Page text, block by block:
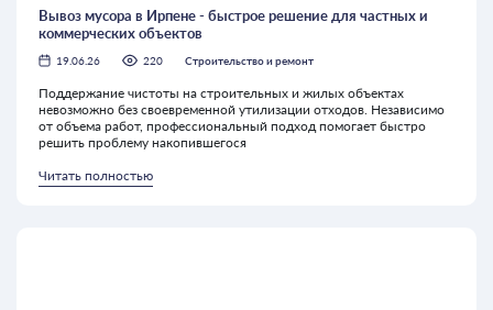
Вывоз мусора в Ирпене - быстрое решение для частных и
коммерческих объектов
19.06.26 220 Строительство и ремонт
Поддержание чистоты на строительных и жилых объектах
невозможно без своевременной утилизации отходов. Независимо
от объема работ, профессиональный подход помогает быстро
решить проблему накопившегося
Читать полностью